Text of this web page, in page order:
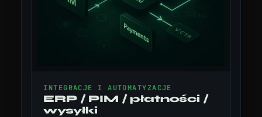
INTEGRACJE I AUTOMATYZACJE
ERP / PIM / płatności /
wysyłki